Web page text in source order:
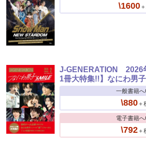
\1600
J-GENERATION 2026
1冊大特集!!】なにわ男
一般書籍へ
\880＋
電子書籍へ
\792＋